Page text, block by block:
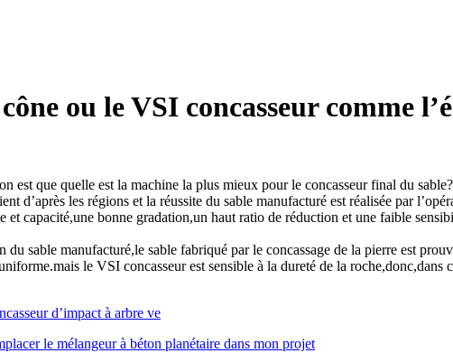
ou le VSI concasseur comme
est que quelle est la machine la plus mieux pour le concasseur final du sable?
d’après les régions et la réussite du sable manufacturé est réalisée par
et capacité,une bonne gradation,un haut ratio de réduction et une faible
sable manufacturé,le sable fabriqué par le concassage de la pierre est
le VSI concasseur est sensible à la dureté de la
d’impact à arbre ve
le mélangeur à béton planétaire dans mon projet